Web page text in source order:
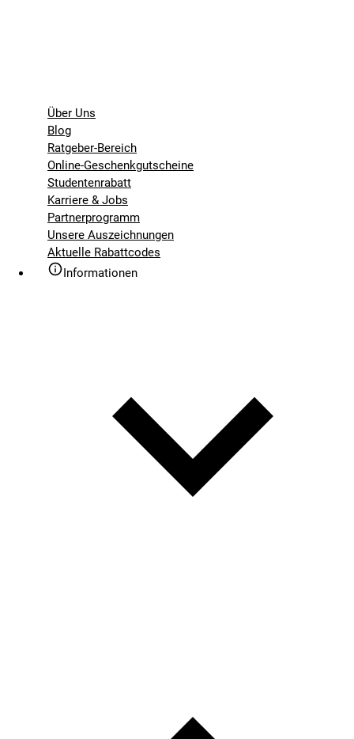
Über Uns
Blog
Ratgeber-Bereich
Online-Geschenkgutscheine
Studentenrabatt
Karriere & Jobs
Partnerprogramm
Unsere Auszeichnungen
Aktuelle Rabattcodes
Informationen